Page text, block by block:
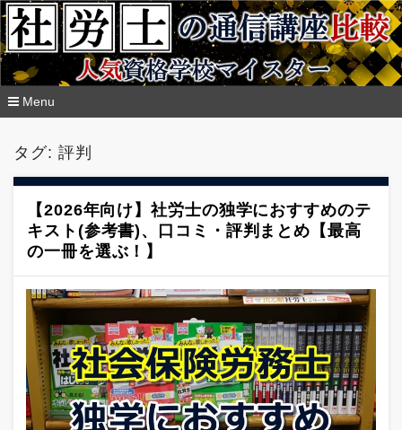
Menu
タグ: 評判
【2026年向け】社労士の独学におすすめのテ
キスト(参考書)、口コミ・評判まとめ【最高
の一冊を選ぶ！】